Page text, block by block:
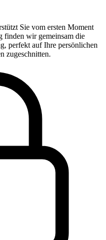
Sie vom ersten Moment
finden wir gemeinsam die
perfekt auf Ihre persönlichen
zugeschnitten.